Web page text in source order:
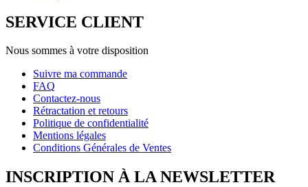
SERVICE CLIENT
Nous sommes à votre disposition
Suivre ma commande
FAQ
Contactez-nous
Rétractation et retours
Politique de confidentialité
Mentions légales
Conditions Générales de Ventes
INSCRIPTION À LA NEWSLETTER